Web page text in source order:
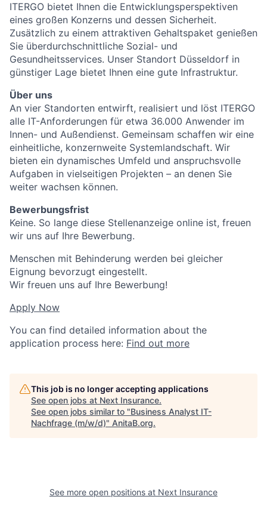
ITERGO bietet Ihnen die Entwicklungsperspektiven
eines großen Konzerns und dessen Sicherheit.
Zusätzlich zu einem attraktiven Gehaltspaket genießen
Sie überdurchschnittliche Sozial- und
Gesundheitsservices. Unser Standort Düsseldorf in
günstiger Lage bietet Ihnen eine gute Infrastruktur.
Über uns
An vier Standorten entwirft, realisiert und löst ITERGO
alle IT-Anforderungen für etwa 36.000 Anwender im
Innen- und Außendienst. Gemeinsam schaffen wir eine
einheitliche, konzernweite Systemlandschaft. Wir
bieten ein dynamisches Umfeld und anspruchsvolle
Aufgaben in vielseitigen Projekten – an denen Sie
weiter wachsen können.
Bewerbungsfrist
Keine. So lange diese Stellenanzeige online ist, freuen
wir uns auf Ihre Bewerbung.
Menschen mit Behinderung werden bei gleicher
Eignung bevorzugt eingestellt.
Wir freuen uns auf Ihre Bewerbung!
Apply Now
You can find detailed information about the
application process here: Find out more
This job is no longer accepting applications
See open jobs at Next Insurance.
See open jobs similar to "Business Analyst IT-
Nachfrage (m/w/d)" AnitaB.org.
See more open positions at Next Insurance